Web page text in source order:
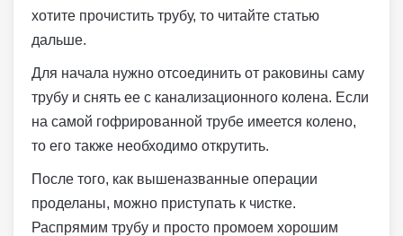
хотите прочистить трубу, то читайте статью
дальше.
Для начала нужно отсоединить от раковины саму
трубу и снять ее с канализационного колена. Если
на самой гофрированной трубе имеется колено,
то его также необходимо открутить.
После того, как вышеназванные операции
проделаны, можно приступать к чистке.
Распрямим трубу и просто промоем хорошим